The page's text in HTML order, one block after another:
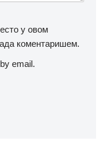
у овом
коментаришем.
email.